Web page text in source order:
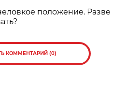
положение. Разве
КОММЕНТАРИЙ (0)